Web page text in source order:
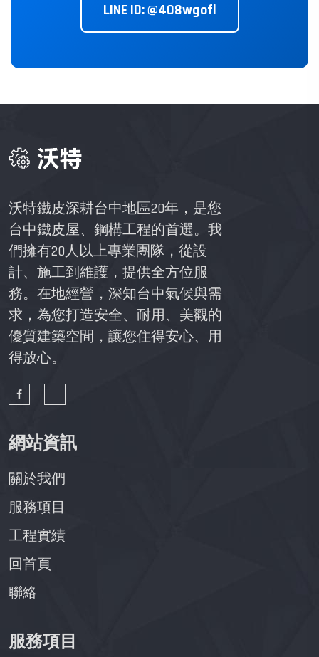
LINE ID: @408wgofl
沃特鐵皮深耕台中地區20年，是您
台中鐵皮屋、鋼構工程的首選。我
們擁有20人以上專業團隊，從設
計、施工到維護，提供全方位服
務。在地經營，深知台中氣候與需
求，為您打造安全、耐用、美觀的
優質建築空間，讓您住得安心、用
得放心。
網站資訊
關於我們
服務項目
工程實績
回首頁
聯絡
服務項目